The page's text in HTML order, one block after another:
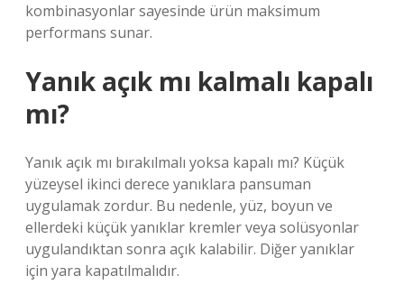
kombinasyonlar sayesinde ürün maksimum
performans sunar.
Yanık açık mı kalmalı kapalı
mı?
Yanık açık mı bırakılmalı yoksa kapalı mı? Küçük
yüzeysel ikinci derece yanıklara pansuman
uygulamak zordur. Bu nedenle, yüz, boyun ve
ellerdeki küçük yanıklar kremler veya solüsyonlar
uygulandıktan sonra açık kalabilir. Diğer yanıklar
için yara kapatılmalıdır.